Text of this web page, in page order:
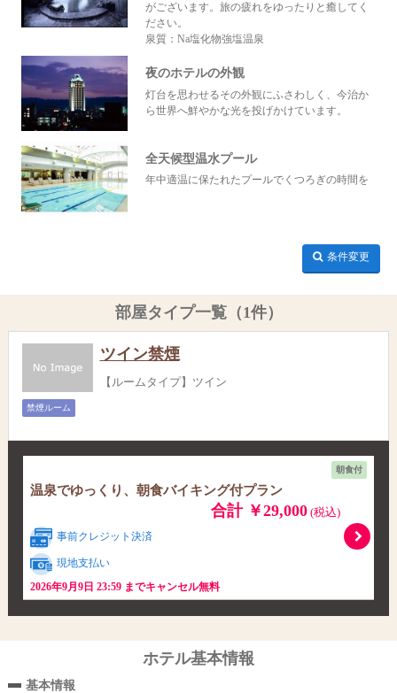
がございます。旅の疲れをゆったりと癒してく
ださい。
泉質：Na塩化物強塩温泉
夜のホテルの外観
灯台を思わせるその外観にふさわしく、今治か
ら世界へ鮮やかな光を投げかけています。
全天候型温水プール
年中適温に保たれたプールでくつろぎの時間を
条件変更
部屋タイプ一覧（1件）
ツイン禁煙
【ルームタイプ】ツイン
禁煙ルーム
朝食付
温泉でゆっくり、朝食バイキング付プラン
合計 ￥29,000(税込)
事前クレジット決済
現地支払い
2026年9月9日 23:59 までキャンセル無料
ホテル基本情報
基本情報